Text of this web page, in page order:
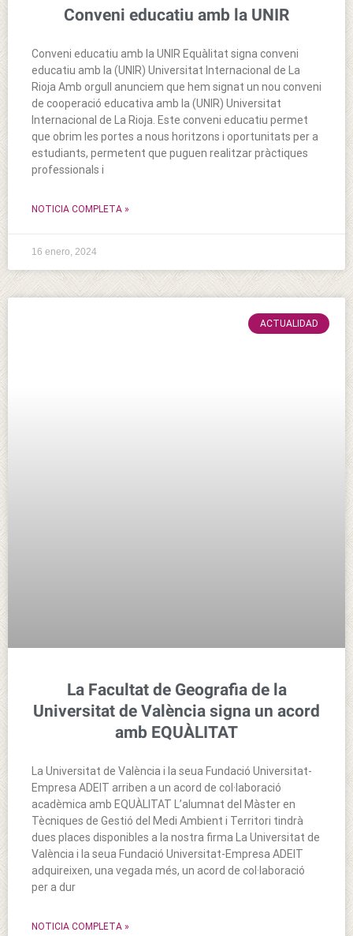
Conveni educatiu amb la UNIR
Conveni educatiu amb la UNIR Equàlitat signa conveni
educatiu amb la (UNIR) Universitat Internacional de La
Rioja Amb orgull anunciem que hem signat un nou conveni
de cooperació educativa amb la (UNIR) Universitat
Internacional de La Rioja. Este conveni educatiu permet
que obrim les portes a nous horitzons i oportunitats per a
estudiants, permetent que puguen realitzar pràctiques
professionals i
NOTICIA COMPLETA »
16 enero, 2024
ACTUALIDAD
La Facultat de Geografia de la
Universitat de València signa un acord
amb EQUÀLITAT
La Universitat de València i la seua Fundació Universitat-
Empresa ADEIT arriben a un acord de col·laboració
acadèmica amb EQUÀLITAT L’alumnat del Màster en
Tècniques de Gestió del Medi Ambient i Territori tindrà
dues places disponibles a la nostra firma La Universitat de
València i la seua Fundació Universitat-Empresa ADEIT
adquireixen, una vegada més, un acord de col·laboració
per a dur
NOTICIA COMPLETA »